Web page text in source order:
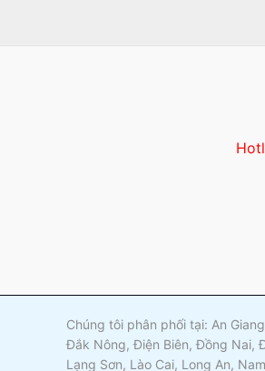
Chúng tôi phân phối tại: An
Đắk Nông, Điện Biên, Đồng Nai,
Lạng Sơn, Lào Cai, Long An,